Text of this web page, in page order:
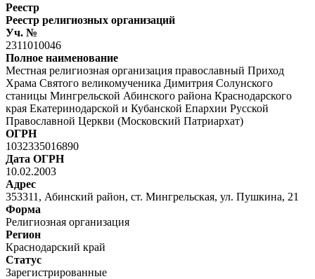
Реестр
Реестр религиозных организаций
Уч. №
2311010046
Полное наименование
Местная религиозная организация православный Приход
Храма Святого великомученика Димитрия Солунского
станицы Мингрельской Абинского района Краснодарского
края Екатеринодарской и Кубанской Епархии Русской
Православной Церкви (Московский Патриархат)
ОГРН
1032335016890
Дата ОГРН
10.02.2003
Адрес
353311, Абинский район, ст. Мингрельская, ул. Пушкина, 21
Форма
Религиозная организация
Регион
Краснодарский край
Статус
Зарегистрированные